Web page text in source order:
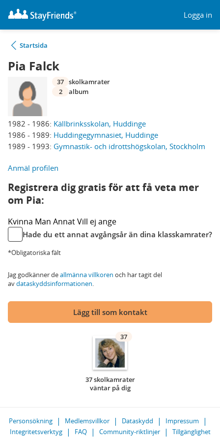
Logga in
Startsida
Pia Falck
1982 - 1986: Källbrinksskolan, Huddinge
1986 - 1989: Huddingegymnasiet, Huddinge
1989 - 1993: Gymnastik- och idrottshögskolan, Stockholm
37 skolkamrater
2
album
Anmäl profilen
Registrera dig gratis för att få veta mer
om Pia:
Kvinna Man AnnatVill ej ange
Hade du ett annat avgångsår än dina klasskamrater?
*Obligatoriska fält
Jag godkänner deallmänna villkoren och har tagit del
avdataskyddsinformationen.
Lägg till som kontakt
37
37 skolkamrater
väntar på dig
Personsökning Medlemsvillkor Dataskydd
Impressum
Integritetsverktyg
FAQ Community-riktlinjer Tillgänglighet